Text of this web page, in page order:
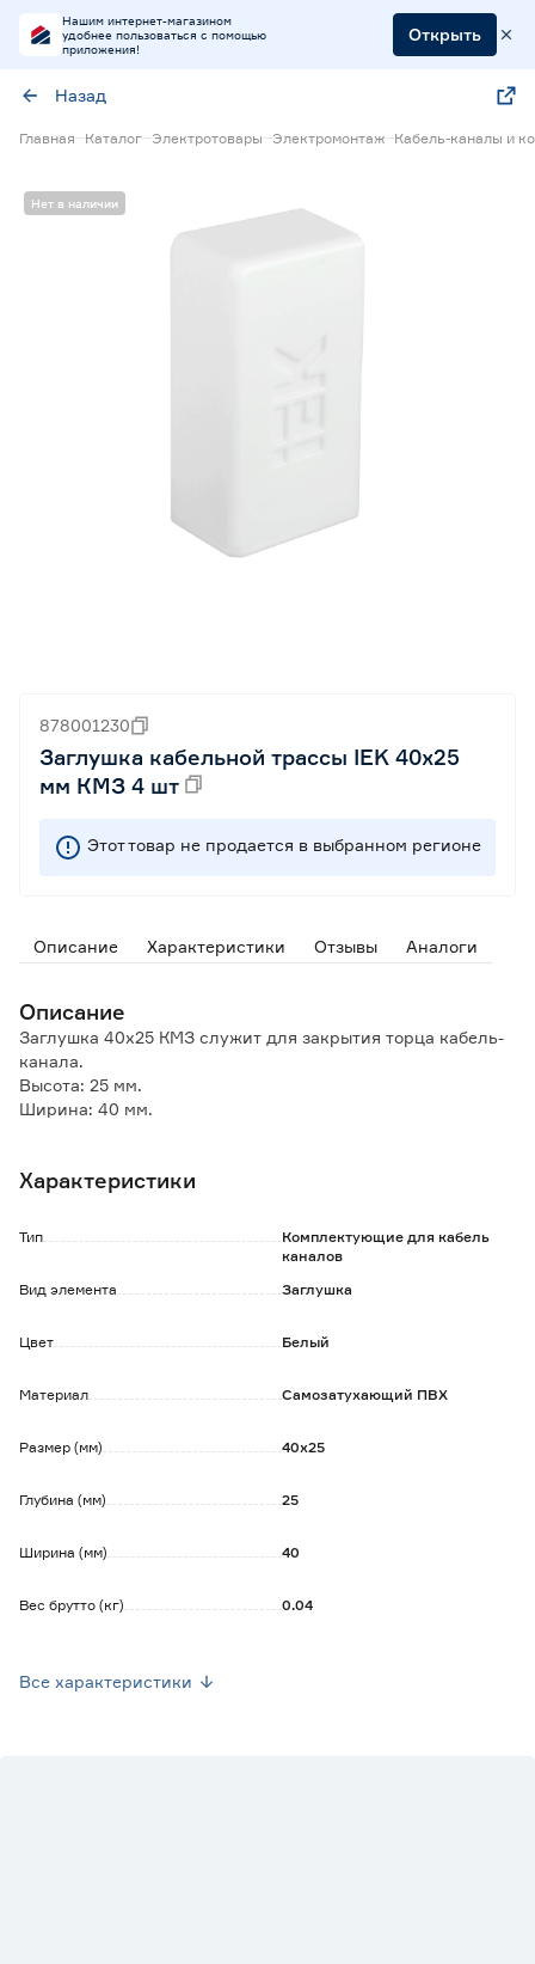
Нашим интернет-магазином
удобнее пользоваться с помощью
приложения!
Открыть
Назад
Главная Каталог Электротовары Электромонтаж Кабель-каналы и
Нет в наличии
878001230
Заглушка кабельной трассы IEK 40х25
мм КМЗ 4 шт
Этот товар не продается в выбранном регионе
Описание Характеристики Отзывы Аналоги
Описание
Заглушка 40х25 КМЗ служит для закрытия торца кабель-
канала.
Высота: 25 мм.
Ширина: 40 мм.
Характеристики
Тип
Комплектующие для кабель
каналов
Вид элемента
Заглушка
Цвет Белый
Материал Самозатухающий ПВХ
Размер (мм) 40х25
Глубина (мм) 25
Ширина (мм) 40
Вес брутто (кг) 0.04
Все характеристики